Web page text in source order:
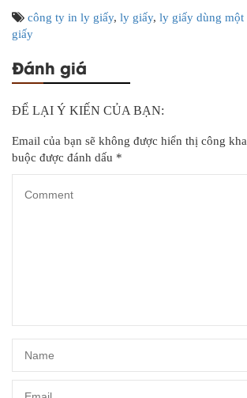
công ty in ly giấy, ly giấy, ly giấy dùng một
giấy
Đánh giá
ĐỂ LẠI Ý KIẾN CỦA BẠN:
Email của bạn sẽ không được hiển thị công
buộc được đánh dấu *